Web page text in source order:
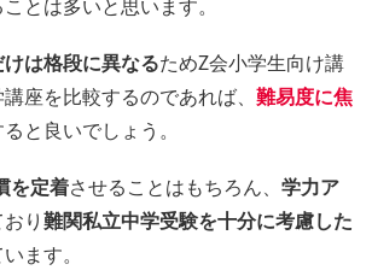
とは多いと思います。
は格段に異なるためZ会小学生向け講
座を比較するのであれば、 難易度に焦
と良いでしょう。
を定着させることはもちろん、 学力ア
り難関私立中学受験を十分に考慮した
ます。